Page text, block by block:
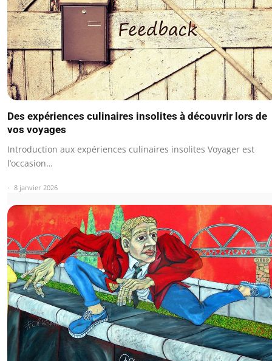
Des expériences culinaires insolites à découvrir lors de
vos voyages
Introduction aux expériences culinaires insolites Voyager est
l’occasion…
8 janvier 2026